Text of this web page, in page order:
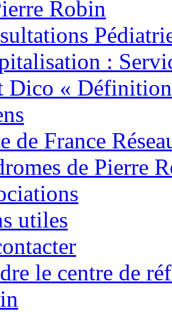
Robin
:
Dico «
de France
de Pierre
utiles
le centre de